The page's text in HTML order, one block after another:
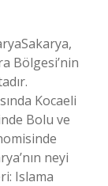
Bölgesi’nin
Kocaeli
Bolu ve
neyi
Islama